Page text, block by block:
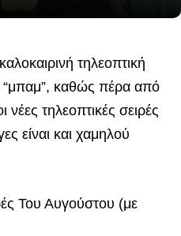
τηλεοπτική
“μπαμ”, καθώς πέρα από
νέες τηλεοπτικές σειρές
είναι και χαμηλού
Του Αυγούστου (με